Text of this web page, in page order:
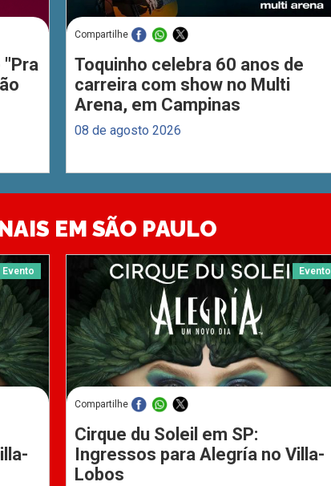
"Pra
Compartilhe
Toquinho celebra 60 anos de
carreira com show no Multi
Arena, em Campinas
08 de agosto 2026
EM SÃO PAULO
Evento Evento
Compartilhe
Cirque du Soleil em SP:
Ingressos para Alegría no Villa-
Lobos